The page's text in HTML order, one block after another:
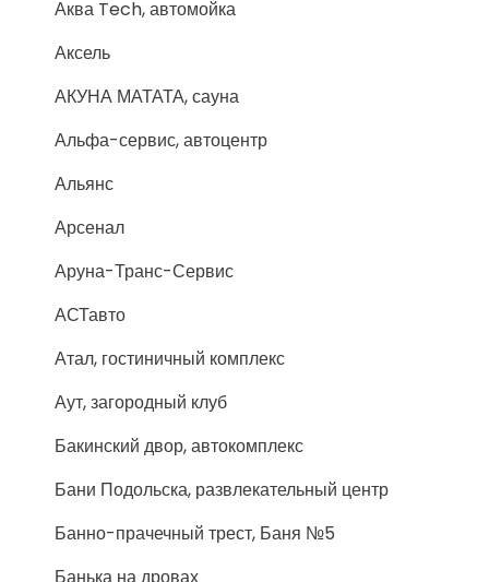
Аква Tech, автомойка
Аксель
АКУНА МАТАТА, сауна
Альфа-сервис, автоцентр
Альянс
Арсенал
Аруна-Транс-Сервис
АСТавто
Атал, гостиничный комплекс
Аут, загородный клуб
Бакинский двор, автокомплекс
Бани Подольска, развлекательный центр
Банно-прачечный трест, Баня №5
Банька на дровах